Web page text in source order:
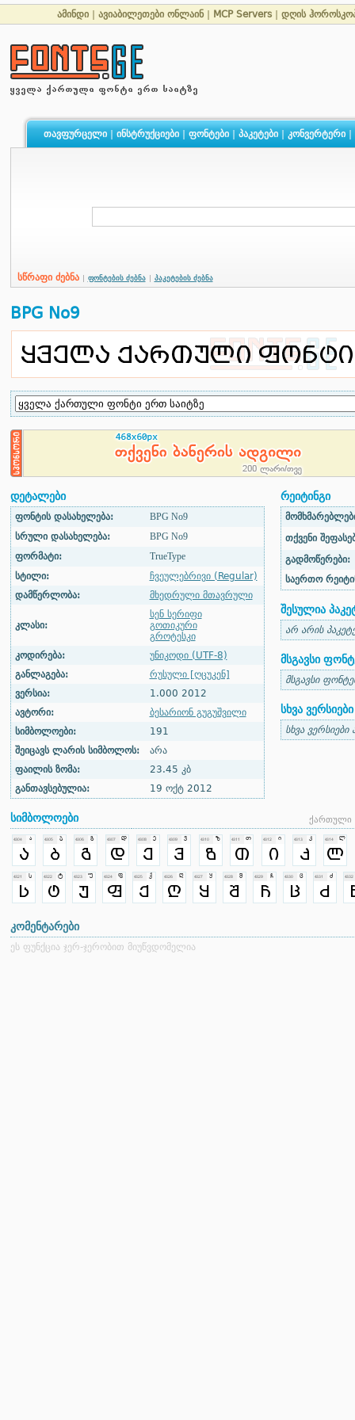
ამინდი ავიაბილეთები ონლაინ MCP Servers დღის
თავფურცელი| ინსტრუქციები| ფონტები| პაკეტები| კონვერტერი|
სწრაფი ძებნა ფონტების ძებნა პაკეტების ძებნა
BPG No9
დეტალები
ფონტის დასახელება:
BPG No9
სრული დასახელება:
BPG No9
ფორმატი:
TrueType
სტილი:
ჩვეულებრივი (Regular)
დამწერლობა:
მხედრული მთავრული
კლასი:
სენ სერიფი
გოთიკური
გროტესკი
კოდირება:
უნიკოდი (UTF-8)
განლაგება:
რუსული [ღცუკენ]
ვერსია:
1.000 2012
ავტორი:
ბესარიონ გუგუშვილი
სიმბოლოები:
191
შეიცავს ლარის სიმბოლოს:
არა
ფაილის ზომა:
23.45 კბ
განთავსებულია:
19 ოქტ 2012
რეიტინგი
თქვენი
გადმოწერები:
საერთო
შესულია
არ არის
მსგავსი
მსგავსი
სხვა ვერსიები
სხვა ვერსიები
სიმბოლოები ქართული
კომენტარები
ეს ფუნქცია ჯერ-ჯერობით მიუწვდომელია